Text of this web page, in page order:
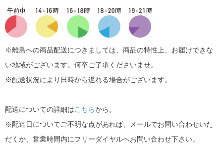
※離島への商品配送につきましては、商品の特性上、お届けできな
い地域がございます。何卒ご了承くださいませ。
※配送状況により日時から遅れる場合がございます。
配送についての詳細はこちらから。
※配達日についてご不明な点があれば、メールでお問い合わせいた
だくか、営業時間内にフリーダイヤルへお問い合わせ下さい。